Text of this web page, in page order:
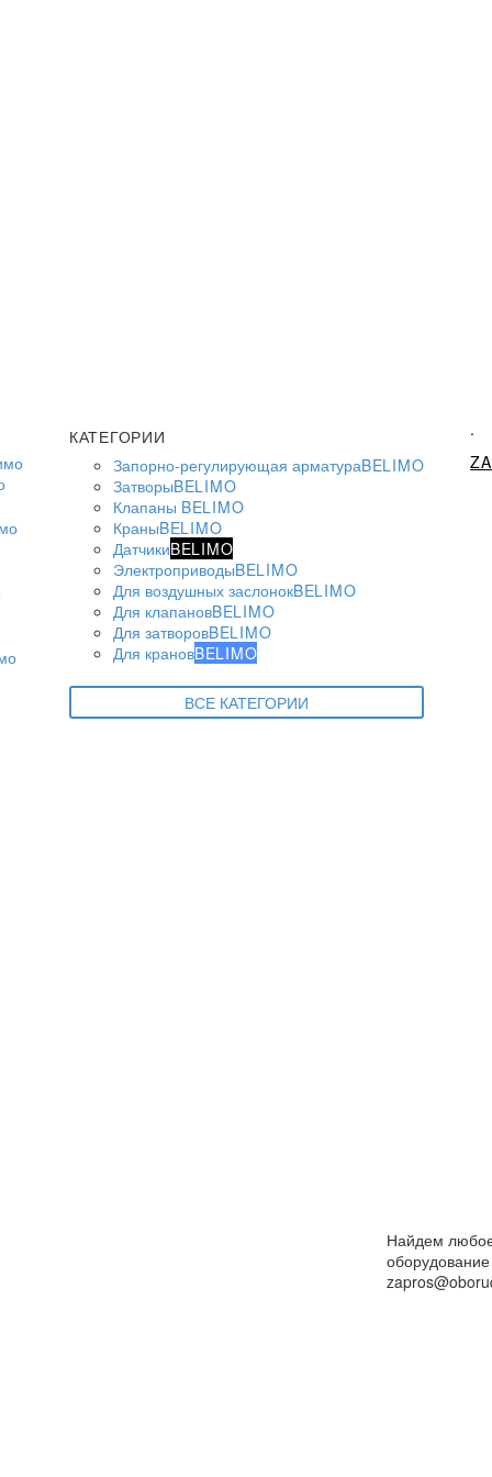
КАТЕГОРИИ
Запорно-регулирующая арматураBELIMO
ЗатворыBELIMO
Клапаны BELIMO
КраныBELIMO
ДатчикиBELIMO
ЭлектроприводыBELIMO
Для воздушных заслонокBELIMO
Для клапановBELIMO
Для затворовBELIMO
Для крановBELIMO
ВСЕ КАТЕГОРИИ
.
Найдем
оборудование